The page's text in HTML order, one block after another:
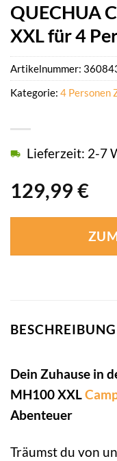
QUECHUA
XXL für 4
129,99 €
Lieferzeit: 2-7
Artikelnummer:
Kategorie: 4 Personen
BESCHREIBUNG
Dein Zuhause in
MH100 XXL
Abenteuer
Träumst du von